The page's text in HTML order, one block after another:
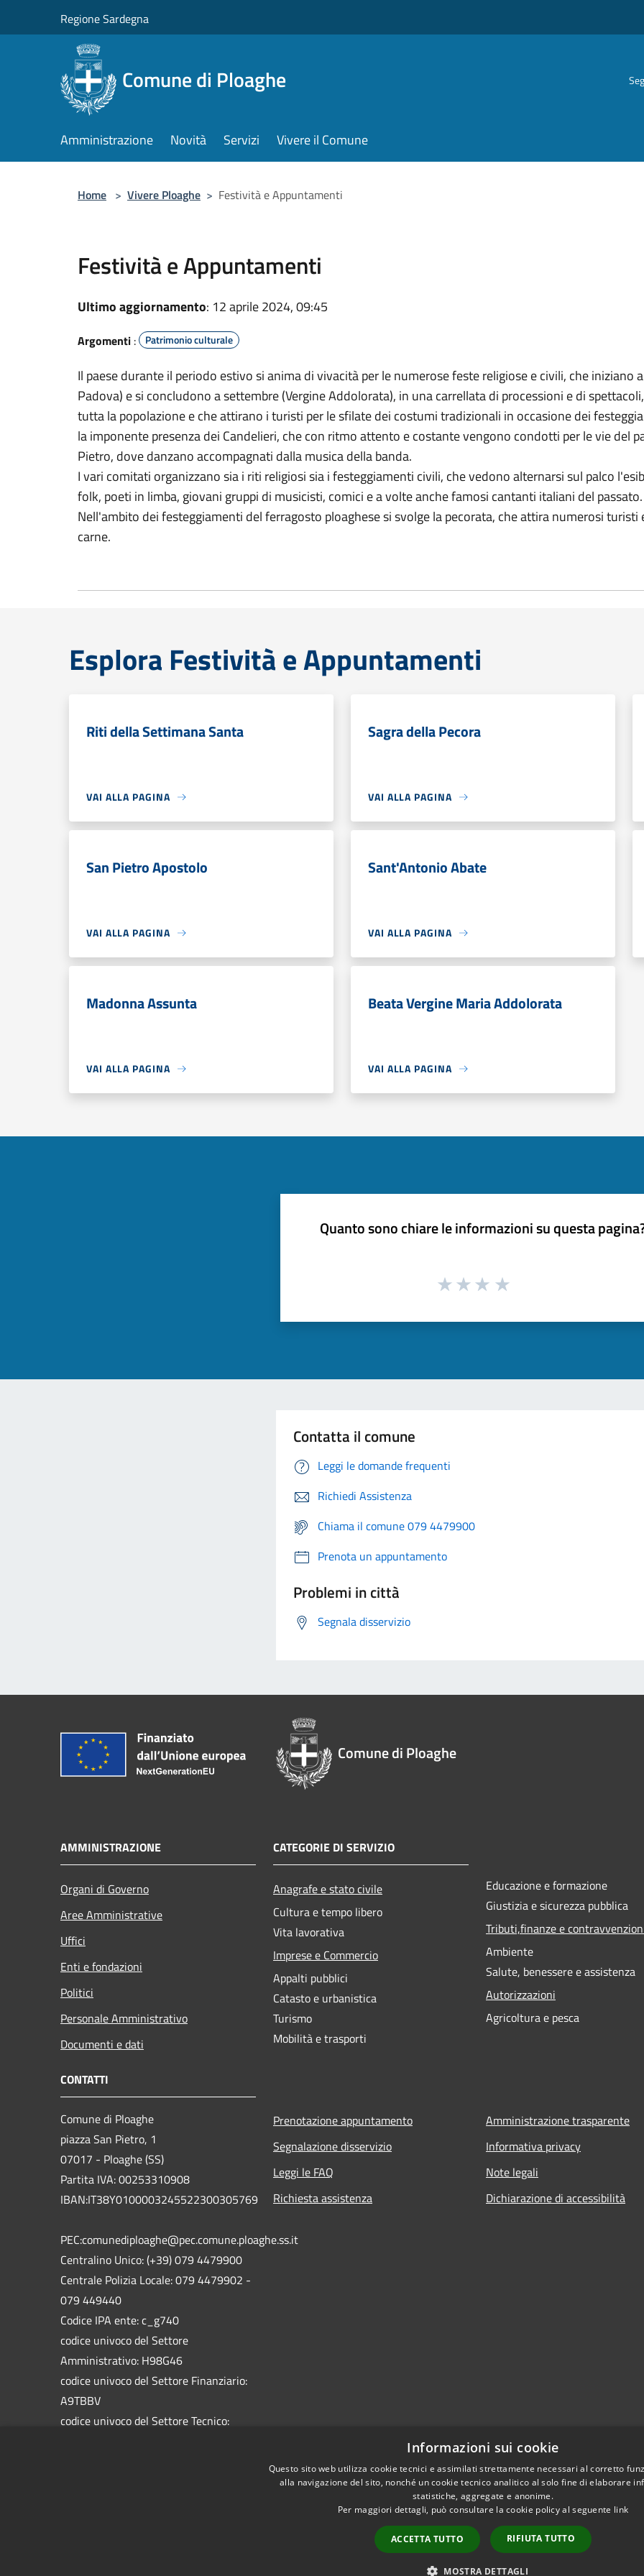
Regione Sardegna
Comune di Ploaghe
Amministrazione Novità Servizi Vivere il Comune
Home > Vivere Ploaghe > Festività e Appuntamenti
Festività e Appuntamenti
Ultimo aggiornamento: 12 aprile 2024, 09:45
Argomenti : Patrimonio culturale
Il paese durante il periodo estivo si anima di vivacità per le numerose feste religiose e civili, che iniziano
Padova) e si concludono a settembre (Vergine Addolorata), in una carrellata di processioni e di
tutta la popolazione e che attirano i turisti per le sfilate dei costumi tradizionali in occasione dei
la imponente presenza dei Candelieri, che con ritmo attento e costante vengono condotti per le vie del
Pietro, dove danzano accompagnati dalla musica della banda.
I vari comitati organizzano sia i riti religiosi sia i festeggiamenti civili, che vedono alternarsi sul palco
folk, poeti in limba, giovani gruppi di musicisti, comici e a volte anche famosi cantanti italiani del passato.
Nell'ambito dei festeggiamenti del ferragosto ploaghese si svolge la pecorata, che attira numerosi
carne.
Esplora Festività e Appuntamenti
Riti della Settimana Santa
VAI ALLA PAGINA
Sagra della Pecora
VAI ALLA PAGINA
San Pietro Apostolo
VAI ALLA PAGINA
Sant'Antonio Abate
VAI ALLA PAGINA
Madonna Assunta
VAI ALLA PAGINA
Beata Vergine Maria Addolorata
VAI ALLA PAGINA
Quanto sono chiare le informazioni su questa
Contatta il comune
Leggi le domande frequenti
Richiedi Assistenza
Chiama il comune 079 4479900
Prenota un appuntamento
Problemi in città
Segnala disservizio
Comune di Ploaghe
AMMINISTRAZIONE
Organi di Governo
Aree Amministrative
Uffici
Enti e fondazioni
Politici
Personale Amministrativo
Documenti e dati
CATEGORIE DI SERVIZIO
Anagrafe e stato civile
Cultura e tempo libero
Vita lavorativa
Imprese e Commercio
Appalti pubblici
Catasto e urbanistica
Turismo
Mobilità e trasporti
Educazione e formazione
Giustizia e sicurezza pubblica
Tributi,finanze e
Ambiente
Salute, benessere e assistenza
Autorizzazioni
Agricoltura e pesca
CONTATTI
Comune di Ploaghe
piazza San Pietro, 1
07017 - Ploaghe (SS)
Partita IVA: 00253310908
IBAN:IT38Y0100003245522300305769
PEC:comunediploaghe@pec.comune.ploaghe.ss.it
Centralino Unico: (+39) 079 4479900
Centrale Polizia Locale: 079 4479902 -
079 449440
Codice IPA ente: c_g740
codice univoco del Settore
Amministrativo: H98G46
codice univoco del Settore Finanziario:
A9TBBV
codice univoco del Settore Tecnico:
Prenotazione appuntamento
Segnalazione disservizio
Leggi le FAQ
Richiesta assistenza
Amministrazione trasparente
Informativa privacy
Note legali
Dichiarazione di accessibilità
Copyright © 2026 • Comune
Informazioni sui cookie
Questo sito web utilizza cookie tecnici e assimilati strettamente necessari al corretto
alla navigazione del sito, nonché un cookie tecnico analitico al solo fine di elaborare
statistiche, aggregate e anonime.
Per maggiori dettagli, può consultare la cookie policy al seguente link
ACCETTA TUTTO RIFIUTA TUTTO
MOSTRA DETTAGLI